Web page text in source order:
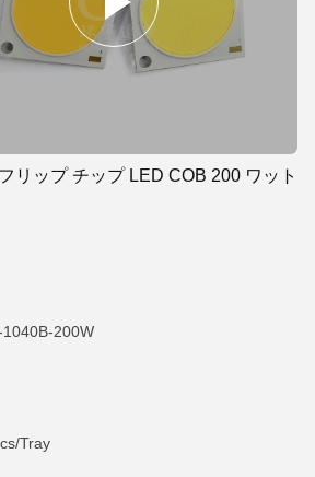
リップ チップ LED COB 200 ワット
200W
Tray